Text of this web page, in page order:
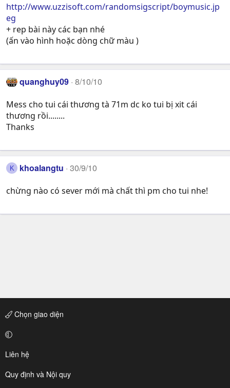
http://www.uzzisoft.com/randomsigscript/boymusic.jp
eg
+ rep bài này các bạn nhé
(ấn vào hình hoặc dòng chữ màu )
quanghuy09 8/10/10
Mess cho tui cái thương tà 71m dc ko tui bị xit cái
thương rồi........
Thanks
K khoalangtu 30/9/10
chừng nào có sever mới mà chất thì pm cho tui nhe!
Chọn giao diện
Liên hệ
Quy định và Nội quy